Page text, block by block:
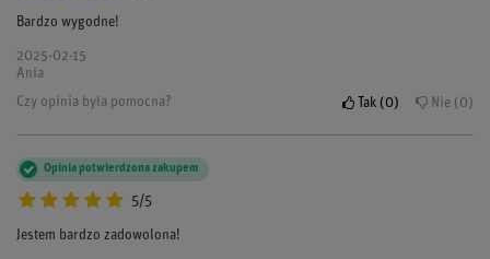
Bardzo wygodne!
2025-02-15
Ania
Czy opinia była pomocna?
Tak 0 Nie 0
5/5
Opinia potwierdzona zakupem
Jestem bardzo zadowolona!